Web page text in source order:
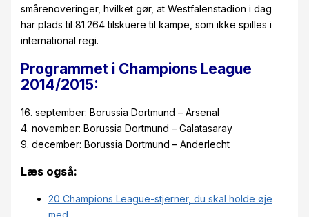
smårenoveringer, hvilket gør, at Westfalenstadion i dag
har plads til 81.264 tilskuere til kampe, som ikke spilles i
international regi.
Programmet i Champions League
2014/2015:
16. september: Borussia Dortmund – Arsenal
4. november: Borussia Dortmund – Galatasaray
9. december: Borussia Dortmund – Anderlecht
Læs også:
20 Champions League-stjerner, du skal holde øje
med…